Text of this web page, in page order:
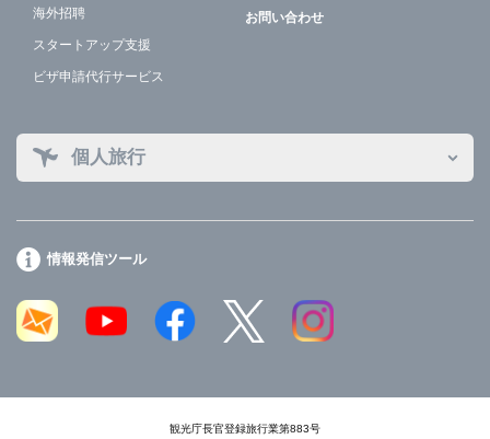
海外招聘
スタートアップ支援
ビザ申請代行サービス
お問い合わせ
個人旅行
情報発信ツール
観光庁長官登録旅行業第883号